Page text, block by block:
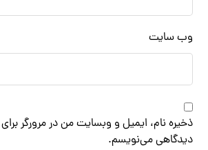
وب‌ سایت
ذخیره نام، ایمیل و وبسایت من در مرورگر برای
دیدگاهی می‌نویسم.